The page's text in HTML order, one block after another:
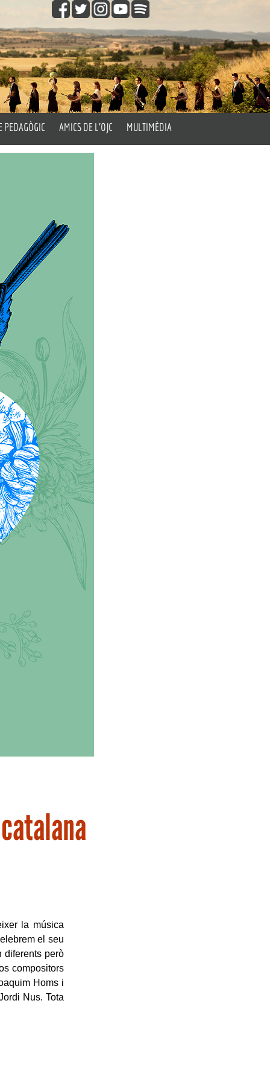
PEDAGÒGIC AMICS DE L’OJC
Fes-te Amic de l’OJC
MULTIMÈDIA
la música
el seu
diferents però
compositors
Homs i
Nus. Tota